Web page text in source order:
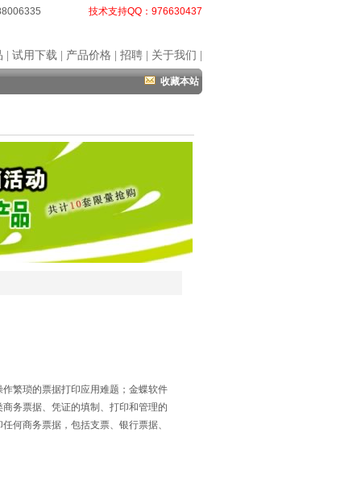
技术支持QQ： 976630437
试用下载 产品价格 招聘 关于我们
收藏本站
繁琐的票据打印应用难题；金蝶软件
务票据、凭证的填制、打印和管理的
何商务票据，包括支票、银行票据、